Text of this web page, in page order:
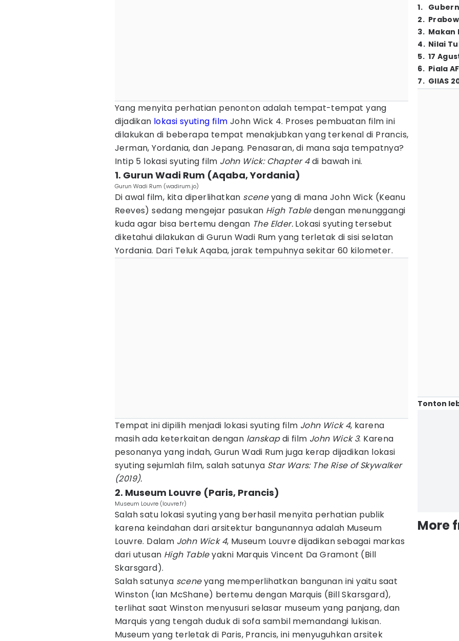
Yang menyita perhatian penonton adalah tempat-tempat yang
dijadikan lokasi syuting film John Wick 4. Proses pembuatan film ini
dilakukan di beberapa tempat menakjubkan yang terkenal di Prancis,
Jerman, Yordania, dan Jepang. Penasaran, di mana saja tempatnya?
Intip 5 lokasi syuting film John Wick: Chapter 4di bawah ini.
1. Gurun Wadi Rum (Aqaba, Yordania)
Gurun Wadi Rum (wadirum.jo)
Di awal film, kita diperlihatkan sceneyang di mana John Wick (Keanu
Reeves) sedang mengejar pasukan High Tabledengan menunggangi
kuda agar bisa bertemu dengan The Elder. Lokasi syuting tersebut
diketahui dilakukan di Gurun Wadi Rum yang terletak di sisi selatan
Yordania. Dari Teluk Aqaba, jarak tempuhnya sekitar 60 kilometer.
Tempat ini dipilih menjadi lokasi syuting film John Wick 4, karena
masih ada keterkaitan dengan lanskapdi film John Wick 3. Karena
pesonanya yang indah, Gurun Wadi Rum juga kerap dijadikan lokasi
syuting sejumlah film, salah satunya Star Wars: The Rise of Skywalker
(2019).
2. Museum Louvre (Paris, Prancis)
Museum Louvre (louvre.fr)
Salah satu lokasi syuting yang berhasil menyita perhatian publik
karena keindahan dari arsitektur bangunannya adalah Museum
Louvre. Dalam John Wick 4, Museum Louvre dijadikan sebagai markas
dari utusan High Tableyakni Marquis Vincent Da Gramont (Bill
Skarsgard).
Salah satunya sceneyang memperlihatkan bangunan ini yaitu saat
Winston (Ian McShane) bertemu dengan Marquis (Bill Skarsgard),
terlihat saat Winston menyusuri selasar museum yang panjang, dan
Marquis yang tengah duduk di sofa sambil memandangi lukisan.
Museum yang terletak di Paris, Prancis, ini menyuguhkan arsitek
1.
2.
3. Makan
4. Nilai
5. 17
6. Piala
7. GIIAS
Tonton
More